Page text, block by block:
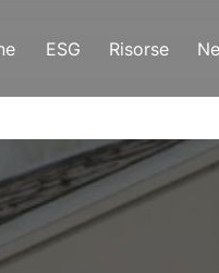
ESG Risorse